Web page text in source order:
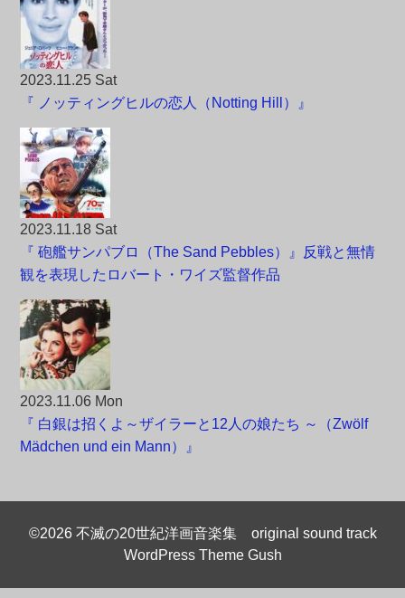
2023.11.25 Sat
『 ノッティングヒルの恋人（Notting Hill）』
2023.11.18 Sat
『 砲艦サンパブロ（The Sand Pebbles）』反戦と無情
観を表現したロバート・ワイズ監督作品
2023.11.06 Mon
『 白銀は招くよ～ザイラーと12人の娘たち ～（Zwölf
Mädchen und ein Mann）』
©2026 不滅の20世紀洋画音楽集 original sound track
WordPress Theme Gush